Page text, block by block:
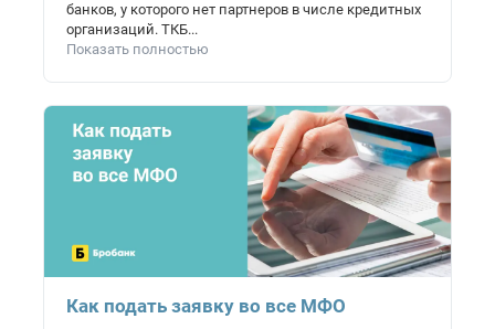
банков, у которого нет партнеров в числе кредитных
организаций. ТКБ...
Показать полностью
Как подать заявку во все МФО